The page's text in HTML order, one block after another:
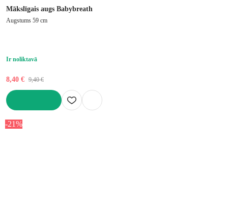
Mākslīgais augs Babybreath
Augstums 59 cm
Ir noliktavā
8,40 € 9,40 €
-21%